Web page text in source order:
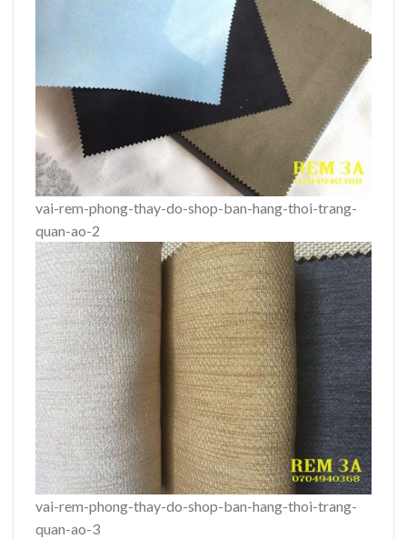
vai-rem-phong-thay-do-shop-ban-hang-thoi-trang-
quan-ao-2
vai-rem-phong-thay-do-shop-ban-hang-thoi-trang-
quan-ao-3